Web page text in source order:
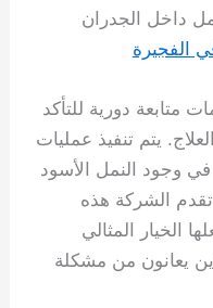
داخل الجدران
الفجيرة
متابعة دورية للتأكد
يتم تنفيذ عمليات
وجود النمل الأسود
الشركة هذه
الخيار المثالي
يعانون من مشكلة